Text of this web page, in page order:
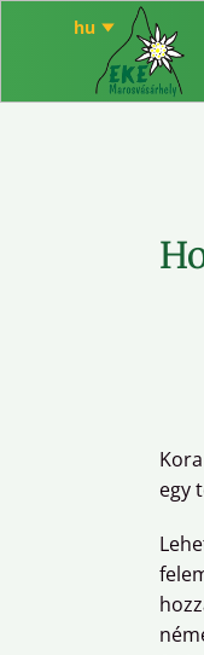
egy